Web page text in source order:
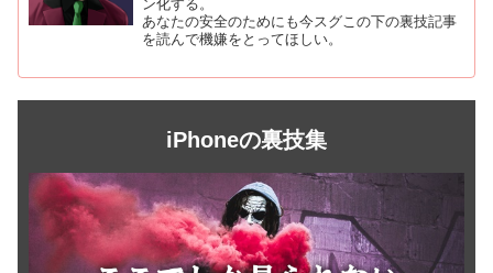
ン化する。
あなたの安全のためにも今スグこの下の裏技記事
を読んで機嫌をとってほしい。
iPhoneの裏技集